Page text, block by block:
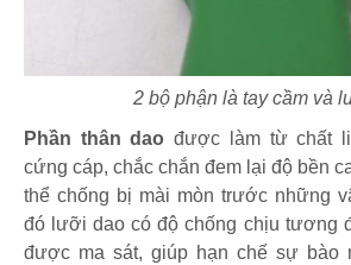
2 bộ phận là tay cầm và
Phần thân dao được làm từ chất
cứng cáp, chắc chắn đem lại độ bền
thể chống bị mài mòn trước những
đó lưỡi dao có độ chống chịu tương
được ma sát, giúp hạn chế sự bào